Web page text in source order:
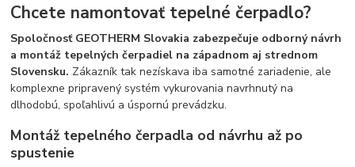
Chcete namontovať tepelné čerpadlo?
Spoločnosť GEOTHERM Slovakia zabezpečuje odborný návrh
a montáž tepelných čerpadiel na západnom aj strednom
Slovensku. Zákazník tak nezískava iba samotné zariadenie, ale
komplexne pripravený systém vykurovania navrhnutý na
dlhodobú, spoľahlivú a úspornú prevádzku.
Montáž tepelného čerpadla od návrhu až po
spustenie